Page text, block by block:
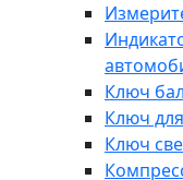
Ключ
Ключ
Ключ